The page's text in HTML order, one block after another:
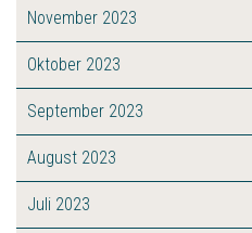
November 2023
Oktober 2023
September 2023
August 2023
Juli 2023